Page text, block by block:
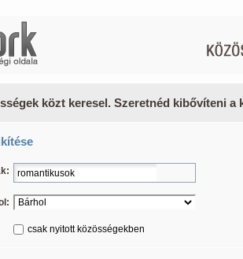
közt keresel. Szeretnéd kibővíteni a
csak nyitott közösségekben